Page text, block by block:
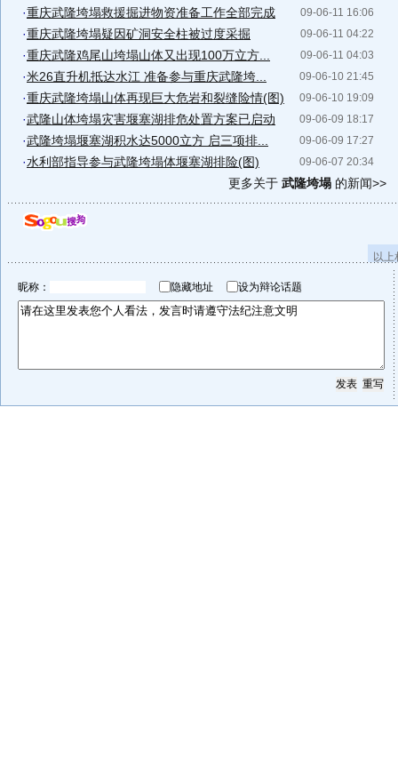
09-06-11 16:06
·重庆武隆垮塌救援掘进物资准备工作全部完成
09-06-11 04:22
·重庆武隆垮塌疑因矿洞安全柱被过度采掘
09-06-11 04:03
·重庆武隆鸡尾山垮塌山体又出现100万立方...
09-06-10 21:45
·米26直升机抵达水江 准备参与重庆武隆垮...
09-06-10 19:09
·重庆武隆垮塌山体再现巨大危岩和裂缝险情(图)
09-06-09 18:17
·武隆山体垮塌灾害堰塞湖排危处置方案已启动
09-06-09 17:27
·武隆垮塌堰塞湖积水达5000立方 启三项排...
09-06-07 20:34
·水利部指导参与武隆垮塌体堰塞湖排险(图)
更多关于 武隆垮塌 的新闻>>
以
昵称： 隐藏地址 设为辩论话题